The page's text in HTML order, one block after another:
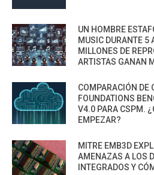
UN HOMBRE
MUSIC DURANTE 5
MILLONES DE
ARTISTAS GANAN
COMPARACIÓN DE
FOUNDATIONS
V4.0 PARA CSPM.
EMPEZAR?
MITRE EMB3D
AMENAZAS A LOS
INTEGRADOS Y